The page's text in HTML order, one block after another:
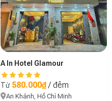
A In Hotel Glamour
Từ 580.000₫/ đêm
An Khánh, Hồ Chí Minh